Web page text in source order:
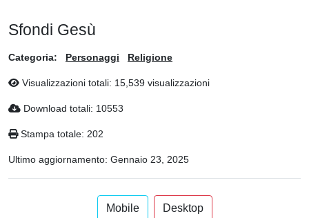
Sfondi Gesù
Categoria: Personaggi Religione
Visualizzazioni totali: 15,539 visualizzazioni
Download totali: 10553
Stampa totale: 202
Ultimo aggiornamento: Gennaio 23, 2025
Mobile Desktop